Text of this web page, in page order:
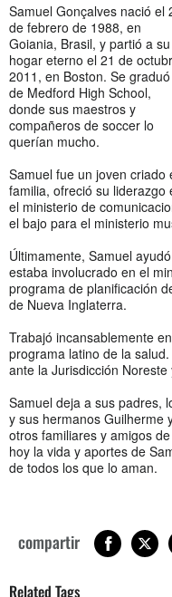
Samuel Gonçalves nació el
de febrero de 1988, en
Goiania, Brasil, y partió a su
hogar eterno el 21 de
2011, en Boston. Se graduó
de Medford High School,
donde sus maestros y
compañeros de soccer lo
querían mucho.
Samuel fue un joven criado
familia, ofreció su liderazgo
el ministerio de
el bajo para el ministerio
Últimamente, Samuel
estaba involucrado en el
programa de planificación
de Nueva Inglaterra.
Trabajó incansablemente
programa latino de la
ante la Jurisdicción
Samuel deja a sus padres,
y sus hermanos Guilherme
otros familiares y amigos
hoy la vida y aportes de
de todos los que lo aman.
compartir
Related Tags